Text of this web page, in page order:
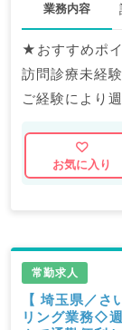
業務内容
★おすすめポ
訪問診療未経
ご経験により
お気に入り
常勤求人
【 埼玉県／
リング業務◇